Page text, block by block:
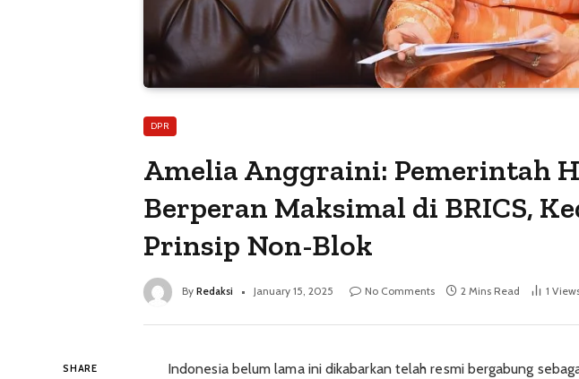
DPR
Amelia Anggraini: Pemerintah
Berperan Maksimal di BRICS,
Prinsip Non-Blok
By Redaksi January 15, 2025 No Comments 2 Mins Read 1
SHARE
Indonesia belum lama ini dikabarkan telah resmi bergabung